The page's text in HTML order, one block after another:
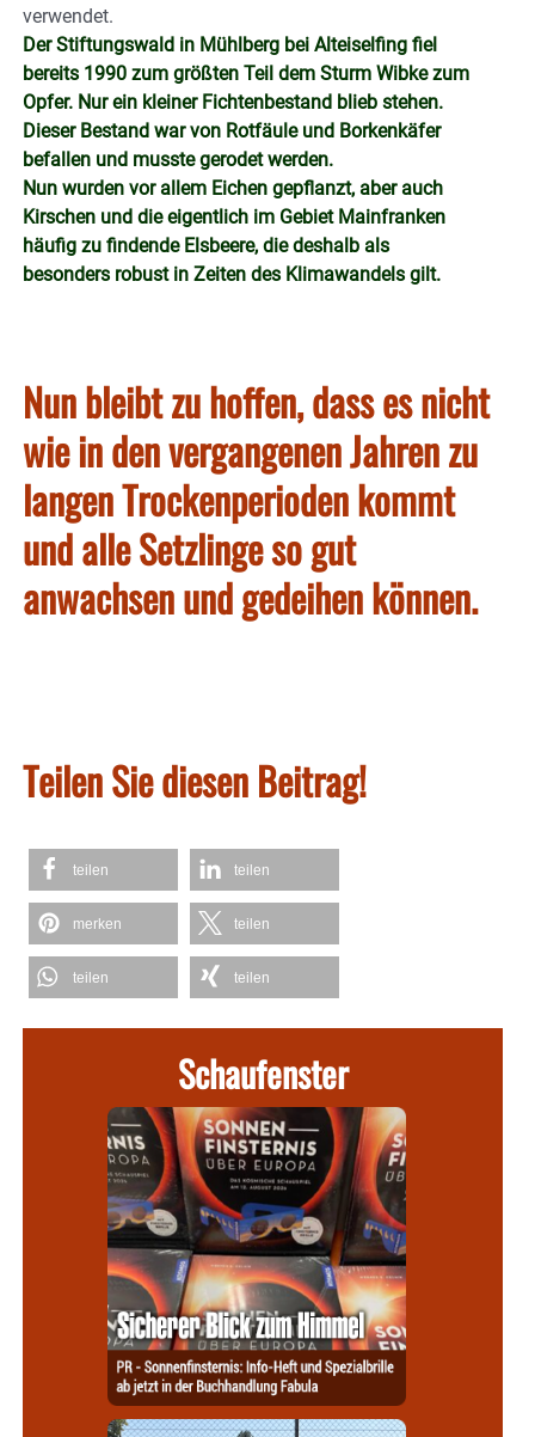
verwendet.
Der Stiftungswald in Mühlberg bei Alteiselfing fiel
bereits 1990 zum größten Teil dem Sturm Wibke zum
Opfer. Nur ein kleiner Fichtenbestand blieb stehen.
Dieser Bestand war von Rotfäule und Borkenkäfer
befallen und musste gerodet werden.
Nun wurden vor allem Eichen gepflanzt, aber auch
Kirschen und die eigentlich im Gebiet Mainfranken
häufig zu findende Elsbeere, die deshalb als
besonders robust in Zeiten des Klimawandels gilt.
Nun bleibt zu hoffen, dass es nicht
wie in den vergangenen Jahren zu
langen Trockenperioden kommt
und alle Setzlinge so gut
anwachsen und gedeihen können.
Teilen Sie diesen Beitrag!
teilen teilen
merken teilen
teilen teilen
Schaufenster